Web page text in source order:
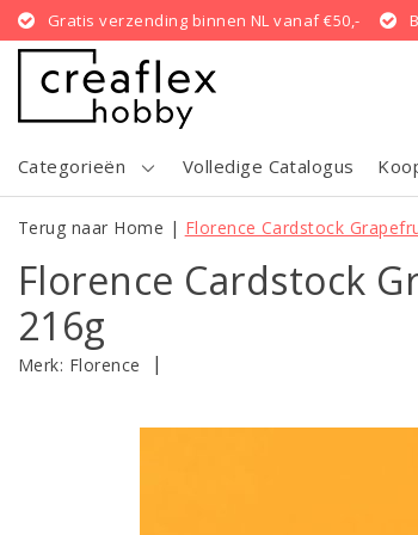
Gratis verzending binnen NL vanaf €50,-
Categorieën Volledige Catalogus
Terug naar Home | Florence Cardstock
Florence Cardstock
216g
Merk: Florence |